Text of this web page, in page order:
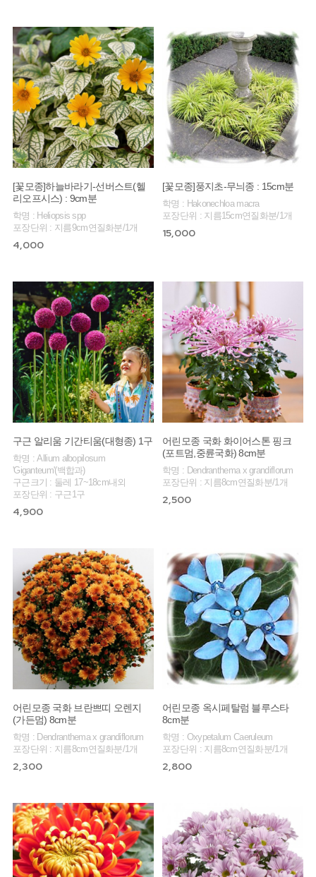
[꽃모종]하늘바라기-선버스트(헬
리오프시스) : 9cm분
학명 : Heliopsis spp
포장단위 : 지름9cm연질화분/1개
4,000
[꽃모종]풍지초-무늬종 : 15cm분
학명 : Hakonechloa macra
포장단위 : 지름15cm연질화분/1개
15,000
구근 알리움 기간티움(대형종) 1구
학명 : Allium albopilosum
'Giganteum'(백합과)
구근크기 : 둘레 17~18cm내외
포장단위 : 구근1구
4,900
어린모종 국화 화이어스톤 핑크
(포트멈,중륜국화) 8cm분
학명 : Dendranthema x grandiflorum
포장단위 : 지름8cm연질화분/1개
2,500
어린모종 국화 브란쁘띠 오렌지
(가든멈) 8cm분
학명 : Dendranthema x grandiflorum
포장단위 : 지름8cm연질화분/1개
2,300
어린모종 옥시페탈럼 블루스타
8cm분
학명 : Oxypetalum Caeruleum
포장단위 : 지름8cm연질화분/1개
2,800